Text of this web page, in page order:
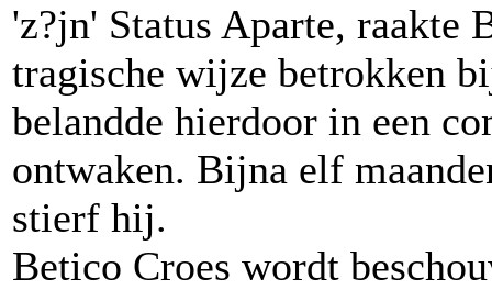
'z?jn' Status Aparte, raakte
tragische wijze betrokken
belandde hierdoor in een
ontwaken. Bijna elf
stierf hij.
Betico Croes wordt